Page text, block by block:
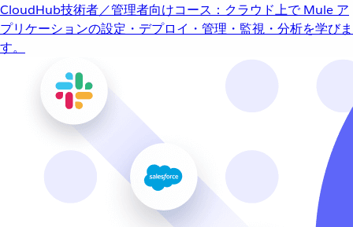
CloudHub技術者／管理者向けコース：クラウド上で Mule ア
プリケーションの設定・デプロイ・管理・監視・分析を学びま
す。